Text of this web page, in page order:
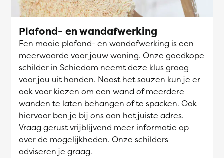
Plafond- en wandafwerking
Een mooie plafond- en wandafwerking is een
meerwaarde voor jouw woning. Onze goedkope
schilder in Schiedam neemt deze klus graag
voor jou uit handen. Naast het sauzen kun je er
ook voor kiezen om een wand of meerdere
wanden te laten behangen of te spacken. Ook
hiervoor ben je bij ons aan het juiste adres.
Vraag gerust vrijblijvend meer informatie op
over de mogelijkheden. Onze schilders
adviseren je graag.